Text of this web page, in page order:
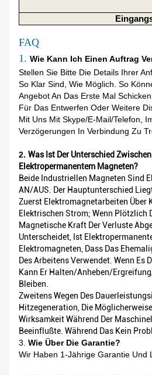
FAQ
1. Wie Kann Ich Einen Auftrag
Stellen Sie Bitte Die Details Ihrer
So Klar Sind, Wie Möglich. So
Angebot An Das Erste Mal Schicken.
Für Das Entwerfen Oder Weitere
Mit Uns Mit Skype/E-Mail/Telefon,
Verzögerungen In Verbindung Zu
2. Was Ist Der Unterschied
Elektropermanentem Magneten?
Beide Industriellen Magneten Sind
AN/AUS. Der Hauptunterschied
Zuerst Elektromagnetarbeiten Über
Elektrischen Strom; Wenn Plötzlich
Magnetische Kraft Der Verluste
Unterscheidet, Ist
Elektromagneten, Dass Das
Des Arbeitens Verwendet. Wenn Es
Kann Er Halten/Anheben/
Bleiben.
Zweitens Wegen Des
Hitzegeneration, Die
Wirksamkeit Während Der
Beeinflußte. Während Das Kein
3. Wie Über Die Garantie?
Wir Haben 1-Jährige Garantie Und